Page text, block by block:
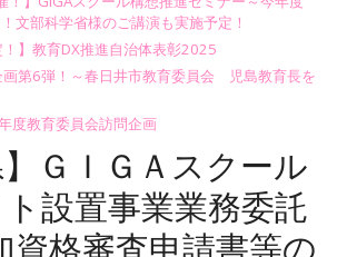
文部科学省様のご講演も実施予定！
！】教育DX推進自治体表彰2025
画第6弾！～春日井市教育委員会 児島教育長を
度教育委員会訪問企画
】ＧＩＧＡスクール
設置事業業務委託
資格審査申請書等の